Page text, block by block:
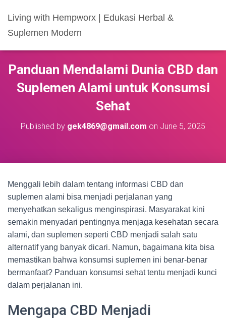
Living with Hempworx | Edukasi Herbal &
Suplemen Modern
Panduan Mendalami Dunia CBD dan
Suplemen Alami untuk Konsumsi
Sehat
Published by gek4869@gmail.com on June 5, 2025
Menggali lebih dalam tentang informasi CBD dan
suplemen alami bisa menjadi perjalanan yang
menyehatkan sekaligus menginspirasi. Masyarakat kini
semakin menyadari pentingnya menjaga kesehatan secara
alami, dan suplemen seperti CBD menjadi salah satu
alternatif yang banyak dicari. Namun, bagaimana kita bisa
memastikan bahwa konsumsi suplemen ini benar-benar
bermanfaat? Panduan konsumsi sehat tentu menjadi kunci
dalam perjalanan ini.
Mengapa CBD Menjadi